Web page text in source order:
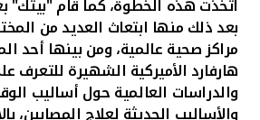
اتخذت هذه الخطوة، كما قام "بيتك"
بعد ذلك منها ابتعاث العديد من
مراكز صحية عالمية، ومن بينها أحد
هارفارد الأميركية الشهيرة للتعرف
والدراسات العالمية حول أساليب
والأساليب الحديثة لعلاج المصابين،